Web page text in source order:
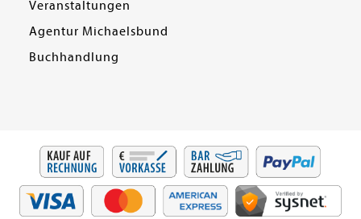
Veranstaltungen
Agentur Michaelsbund
Buchhandlung